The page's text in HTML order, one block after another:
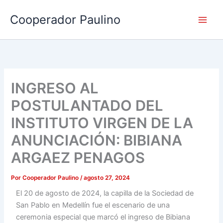
contenido
Cooperador Paulino
INGRESO AL
POSTULANTADO DEL
INSTITUTO VIRGEN DE LA
ANUNCIACIÓN: BIBIANA
ARGAEZ PENAGOS
PorCooperador Paulino/agosto 27, 2024
El 20 de agosto de 2024, la capilla de la Sociedad de
San Pablo en Medellín fue el escenario de una
ceremonia especial que marcó el ingreso de Bibiana